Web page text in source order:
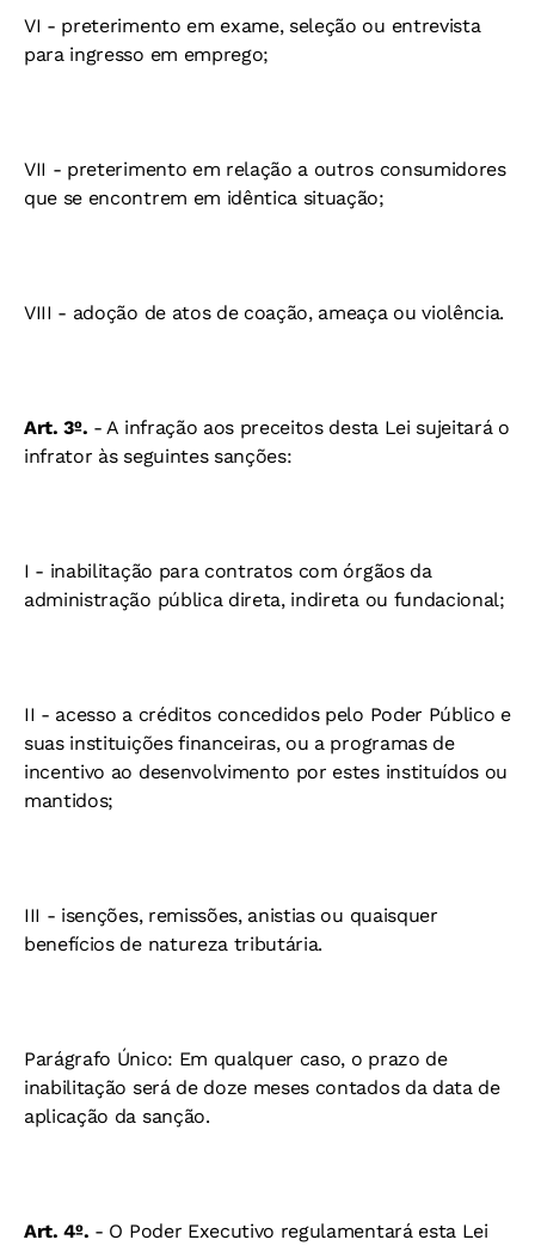
VI - preterimento em exame, seleção ou entrevista
para ingresso em emprego;
VII - preterimento em relação a outros consumidores
que se encontrem em idêntica situação;
VIII - adoção de atos de coação, ameaça ou violência.
Art. 3º. - A infração aos preceitos desta Lei sujeitará o
infrator às seguintes sanções:
I - inabilitação para contratos com órgãos da
administração pública direta, indireta ou fundacional;
II - acesso a créditos concedidos pelo Poder Público e
suas instituições financeiras, ou a programas de
incentivo ao desenvolvimento por estes instituídos ou
mantidos;
III - isenções, remissões, anistias ou quaisquer
benefícios de natureza tributária.
Parágrafo Único: Em qualquer caso, o prazo de
inabilitação será de doze meses contados da data de
aplicação da sanção.
Art. 4º. - O Poder Executivo regulamentará esta Lei